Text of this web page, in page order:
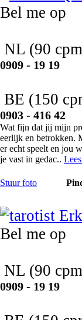
Bel me op
NL (90
0909 - 19 19
BE (150
0903 - 416 42
Wat fijn dat jij mijn
eerlijk en betrokken.
er echt speelt en jou
je vast in gedac..
Stuur foto
Bel me op
NL (90
0909 - 19 19